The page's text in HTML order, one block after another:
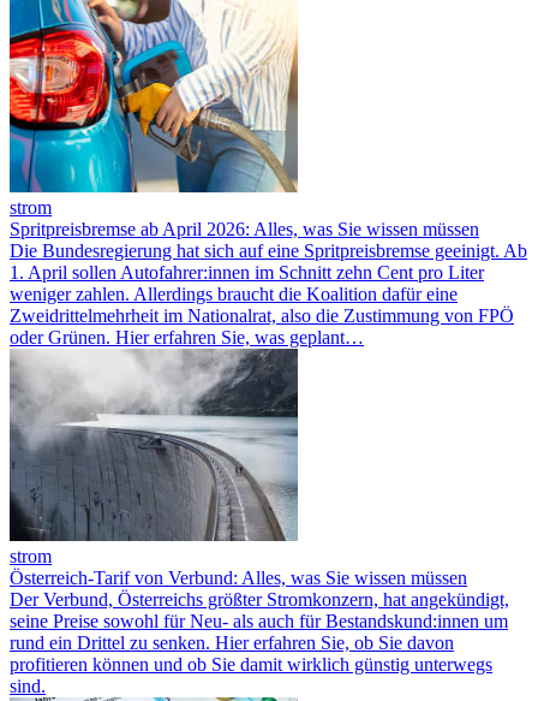
strom
Spritpreisbremse ab April 2026: Alles, was Sie wissen müssen
Die Bundesregierung hat sich auf eine Spritpreisbremse geeinigt. Ab
1. April sollen Autofahrer:innen im Schnitt zehn Cent pro Liter
weniger zahlen. Allerdings braucht die Koalition dafür eine
Zweidrittelmehrheit im Nationalrat, also die Zustimmung von FPÖ
oder Grünen. Hier erfahren Sie, was geplant…
strom
Österreich-Tarif von Verbund: Alles, was Sie wissen müssen
Der Verbund, Österreichs größter Stromkonzern, hat angekündigt,
seine Preise sowohl für Neu- als auch für Bestandskund:innen um
rund ein Drittel zu senken. Hier erfahren Sie, ob Sie davon
profitieren können und ob Sie damit wirklich günstig unterwegs
sind.